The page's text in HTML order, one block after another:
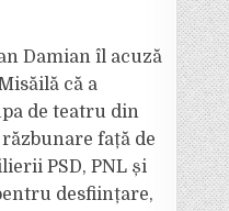
Damian îl acuză
că a
de teatru din
față de
PSD, PNL și
desființare,